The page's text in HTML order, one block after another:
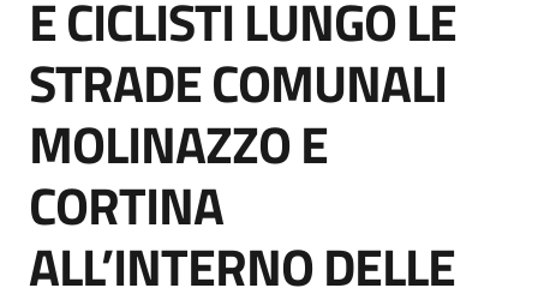
Piattaforme
telematiche
English
site
E CICLISTI LUNGO LE
STRADE COMUNALI
MOLINAZZO E
CORTINA
ALL’INTERNO DELLE